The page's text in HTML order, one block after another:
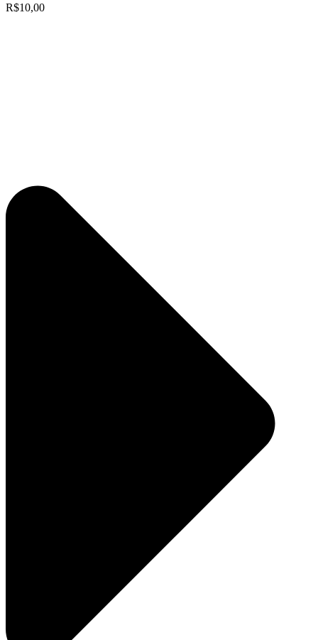
R$10,00